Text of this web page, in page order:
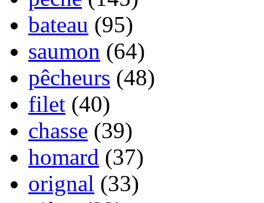
bateau (95)
saumon (64)
pêcheurs (48)
filet (40)
chasse (39)
homard (37)
orignal (33)